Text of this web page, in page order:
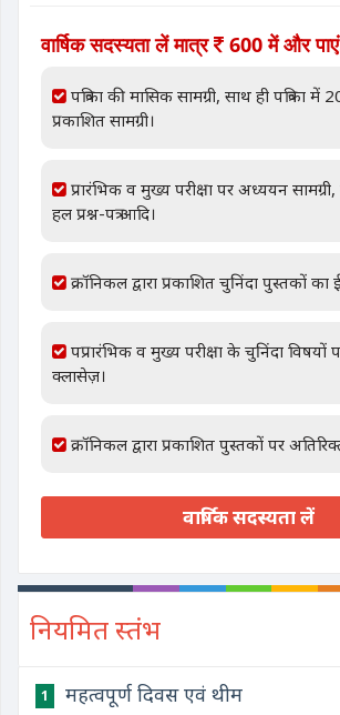
वार्षिक सदस्यता लें मात्र 600 में और
पत्रिका की मासिक सामग्री, साथ ही
प्रकाशित सामग्री।
प्रारंभिक व मुख्य परीक्षा पर अध्ययन
हल प्रश्न-पत्र आदि।
क्रॉनिकल द्वारा प्रकाशित चुनिंदा पुस्तकों
पप्रारंभिक व मुख्य परीक्षा के चुनिंदा विषयों
क्लासेज़।
क्रॉनिकल द्वारा प्रकाशित पुस्तकों पर
वार्षिक सदस्यता लें
नियमित स्तंभ
1 महत्वपूर्ण दिवस एवं थीम